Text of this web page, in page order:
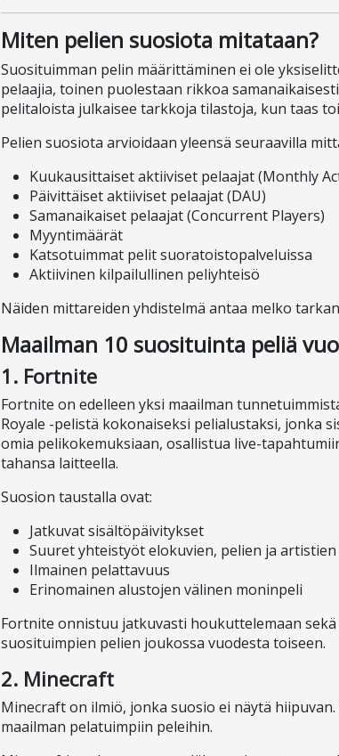
Miten pelien suosiota mitataan?
Suosituimman pelin määrittäminen ei ole
pelaajia, toinen puolestaan rikkoa
pelitaloista julkaisee tarkkoja tilastoja, kun taas
Pelien suosiota arvioidaan yleensä seuraavilla
Kuukausittaiset aktiiviset pelaajat (Monthly
Päivittäiset aktiiviset pelaajat (DAU)
Samanaikaiset pelaajat (Concurrent Players)
Myyntimäärät
Katsotuimmat pelit suoratoistopalveluissa
Aktiivinen kilpailullinen peliyhteisö
Näiden mittareiden yhdistelmä antaa melko
Maailman 10 suosituinta peliä
1. Fortnite
Fortnite on edelleen yksi maailman
Royale -pelistä kokonaiseksi pelialustaksi, jonka
omia pelikokemuksiaan, osallistua live-
tahansa laitteella.
Suosion taustalla ovat:
Jatkuvat sisältöpäivitykset
Suuret yhteistyöt elokuvien, pelien ja artistien
Ilmainen pelattavuus
Erinomainen alustojen välinen moninpeli
Fortnite onnistuu jatkuvasti houkuttelemaan
suosituimpien pelien joukossa vuodesta toiseen.
2. Minecraft
Minecraft on ilmiö, jonka suosio ei näytä
maailman pelatuimpiin peleihin.